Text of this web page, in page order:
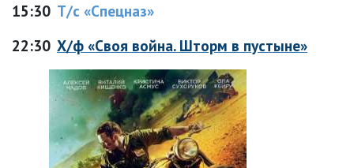
15:30 Т/с «Спецназ»
22:30 Х/ф «Своя война. Шторм в пустыне»